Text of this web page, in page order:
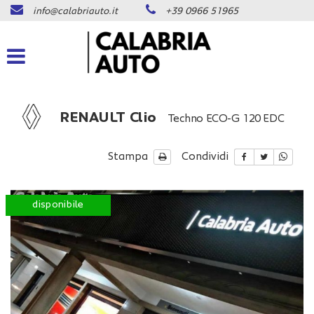
info@calabriauto.it +39 0966 51965
RENAULT Clio Techno ECO-G 120 EDC
Stampa Condividi
disponibile
preferenze
di
seguente
esprimere
tue
preferenze
di
consenso
alle
tecnologie
di